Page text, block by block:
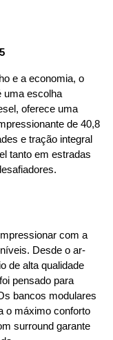
e a economia, o
uma escolha
oferece uma
de 40,8
e tração integral
tanto em estradas
com a
Desde o ar-
de alta qualidade
pensado para
bancos modulares
o máximo conforto
surround garante